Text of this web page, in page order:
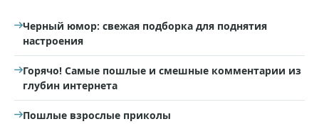
Черный юмор: свежая подборка для поднятия
настроения
Горячо! Самые пошлые и смешные комментарии из
глубин интернета
Пошлые взрослые приколы